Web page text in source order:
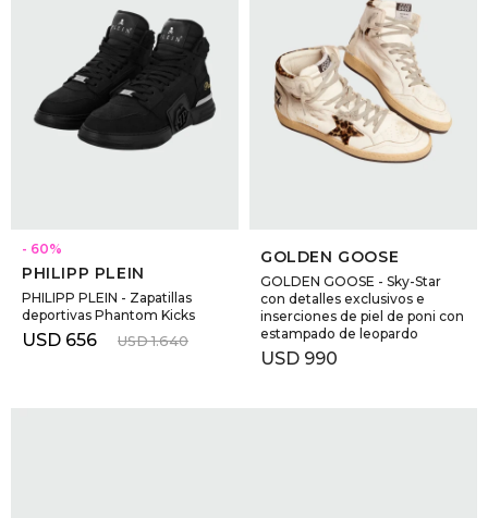
60
PHILIPP PLEIN
PHILIPP PLEIN - Zapatillas
deportivas Phantom Kicks
USD 656 USD 1.640
GOLDEN GOOSE
GOLDEN GOOSE - Sky-Star
con detalles exclusivos e
inserciones de piel de poni con
estampado de leopardo
USD 990